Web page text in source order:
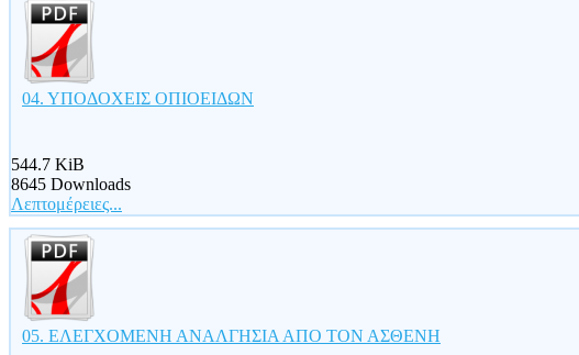
04. ΥΠΟΔΟΧΕΙΣ ΟΠΙΟΕΙΔΩΝ
544.7 KiB
8645 Downloads
Λεπτομέρειες...
05. ΕΛΕΓΧΟΜΕΝΗ ΑΝΑΛΓΗΣΙΑ ΑΠΟ ΤΟΝ ΑΣΘΕΝΗ